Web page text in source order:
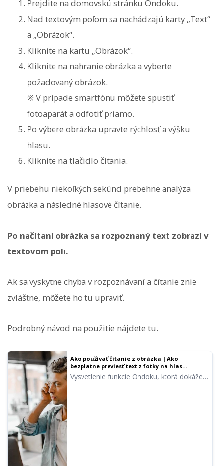
Prejdite na domovskú stránku Ondoku.
Nad textovým poľom sa nachádzajú karty „Text“
a „Obrázok“.
Kliknite na kartu „Obrázok“.
Kliknite na nahranie obrázka a vyberte
požadovaný obrázok.
※ V prípade smartfónu môžete spustiť
fotoaparát a odfotiť priamo.
Po výbere obrázka upravte rýchlosť a výšku
hlasu.
Kliknite na tlačidlo čítania.
V priebehu niekoľkých sekúnd prebehne analýza
obrázka a následné hlasové čítanie.
Po načítaní obrázka sa rozpoznaný text zobrazí v
textovom poli.
Ak sa vyskytne chyba v rozpoznávaní a čítanie znie
zvláštne, môžete ho tu upraviť.
Podrobný návod na použitie nájdete tu.
Ako používať čítanie z obrázka | Ako
bezplatne previesť text z fotky na hlas
pomocou OCR
Vysvetlenie funkcie Ondoku, ktorá dokáže